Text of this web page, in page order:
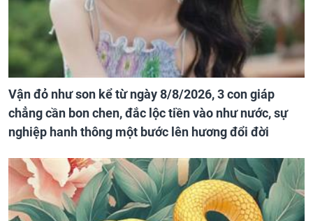
Vận đỏ như son kể từ ngày 8/8/2026, 3 con giáp
chẳng cần bon chen, đắc lộc tiền vào như nước, sự
nghiệp hanh thông một bước lên hương đổi đời